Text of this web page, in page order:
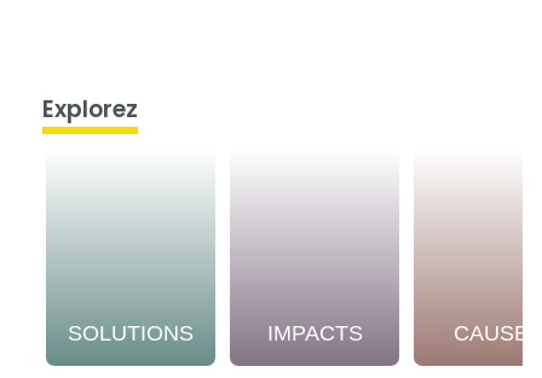
Explorez
SOLUTIONS IMPACTS CAUSES